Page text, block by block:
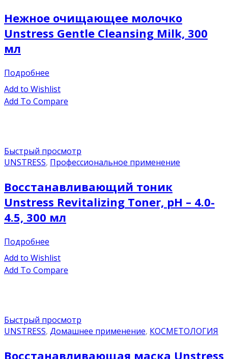
Нежное очищающее молочко
Unstress Gentle Cleansing Milk, 300
мл
Подробнее
Add to Wishlist
Add To Compare
Быстрый просмотр
UNSTRESS, Профессиональное применение
Восстанавливающий тоник
Unstress Revitalizing Toner, pH – 4.0-
4.5, 300 мл
Подробнее
Add to Wishlist
Add To Compare
Быстрый просмотр
UNSTRESS, Домашнее применение, КОСМЕТОЛОГИЯ
Восстанавливающая маска Unstress